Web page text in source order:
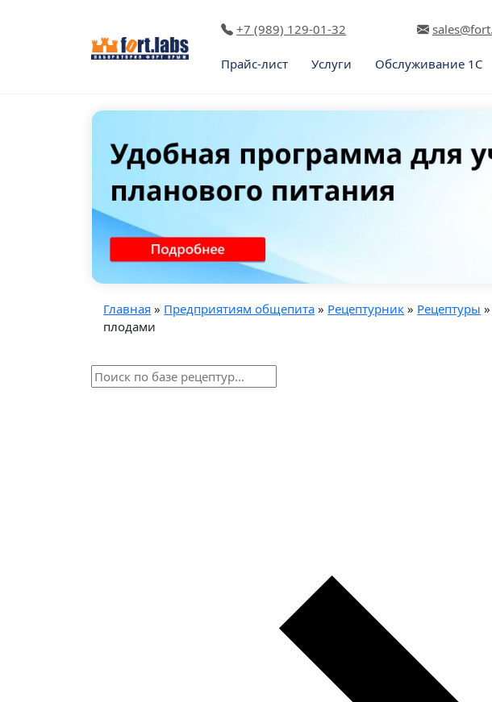
+7 (989) 129-01-32
Прайс-лист Услуги Обслуживание 1С
Главная » Предприятиям общепита » Рецептурник » Рецептуры
плодами